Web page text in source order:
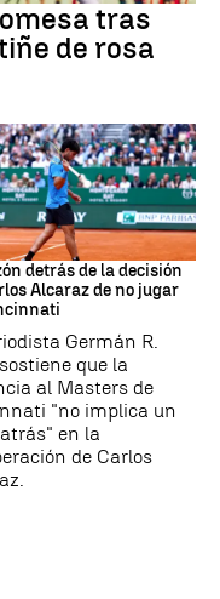
tras
de rosa
detrás de la decisión
Alcaraz de no jugar
Germán R.
que la
al Masters de
"no implica un
en la
de Carlos